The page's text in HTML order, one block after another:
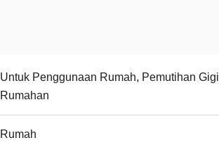
Untuk Penggunaan Rumah, Pemutihan Gigi
Rumahan
Rumah